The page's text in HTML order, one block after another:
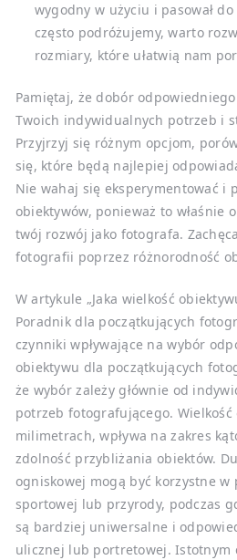
wygodny w użyciu i pasował do
często podróżujemy, warto
rozmiary, które ułatwią nam
Pamiętaj, że dobór
Twoich indywidualnych potrzeb i
Przyjrzyj się różnym opcjom,
się, które będą najlepiej
Nie wahaj się eksperymentować i
obiektywów, ponieważ to właśnie
twój rozwój jako fotografa.
fotografii poprzez różnorodność
W artykule „Jaka wielkość
Poradnik dla początkujących
czynniki wpływające na wybór
obiektywu dla początkujących
że wybór zależy głównie od
potrzeb fotografującego.
milimetrach, wpływa na zakres
zdolność przybliżania obiektów.
ogniskowej mogą być korzystne
sportowej lub przyrody, podczas
są bardziej uniwersalne i
ulicznej lub portretowej. Istotnym